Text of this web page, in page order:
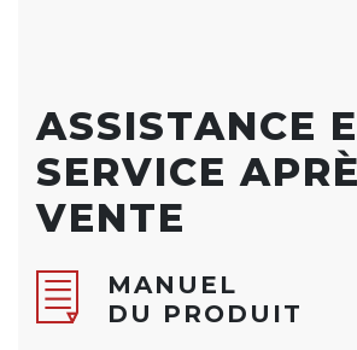
ASSISTANCE
SERVICE
VENTE
MANUEL
DU PRODUIT